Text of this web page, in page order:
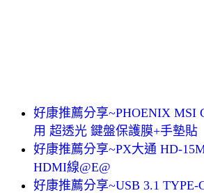
好康推薦分享~PHOENIX MSI
用 超透光 鍵盤保護膜+手墊貼
好康推薦分享~PX大通 HD-
HDMI線@E@
好康推薦分享~USB 3.1 TYPE-